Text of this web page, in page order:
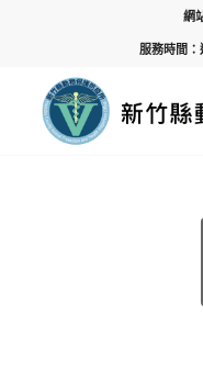
網
服務時間